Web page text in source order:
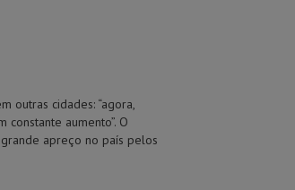
outras cidades: “agora,
constante aumento”. O
apreço no país pelos